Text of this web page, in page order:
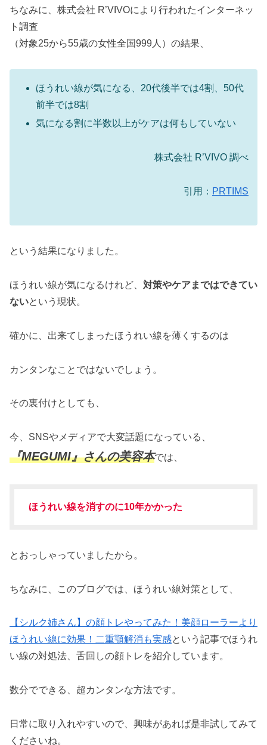
ちなみに、株式会社 R’VIVOにより行われたインターネッ
ト調査
（対象25から55歳の女性全国999人）の結果、
ほうれい線が気になる、20代後半では4割、50代
前半では8割
気になる割に半数以上がケアは何もしていない
株式会社 R’VIVO 調べ
引用： PRTIMS
という結果になりました。
ほうれい線が気になるけれど、 対策やケアまではできてい
ないという現状。
確かに、出来てしまったほうれい線を薄くするのは
カンタンなことではないでしょう。
その裏付けとしても、
今、SNSやメディアで大変話題になっている、
『MEGUMI』さんの美容本では、
ほうれい線を消すのに10年かかった
とおっしゃっていましたから。
ちなみに、このブログでは、ほうれい線対策として、
【シルク姉さん】の顔トレやってみた！美顔ローラーより
ほうれい線に効果！二重顎解消も実感という記事でほうれ
い線の対処法、舌回しの顔トレを紹介しています。
数分でできる、超カンタンな方法です。
日常に取り入れやすいので、興味があれば是非試してみて
くださいね。